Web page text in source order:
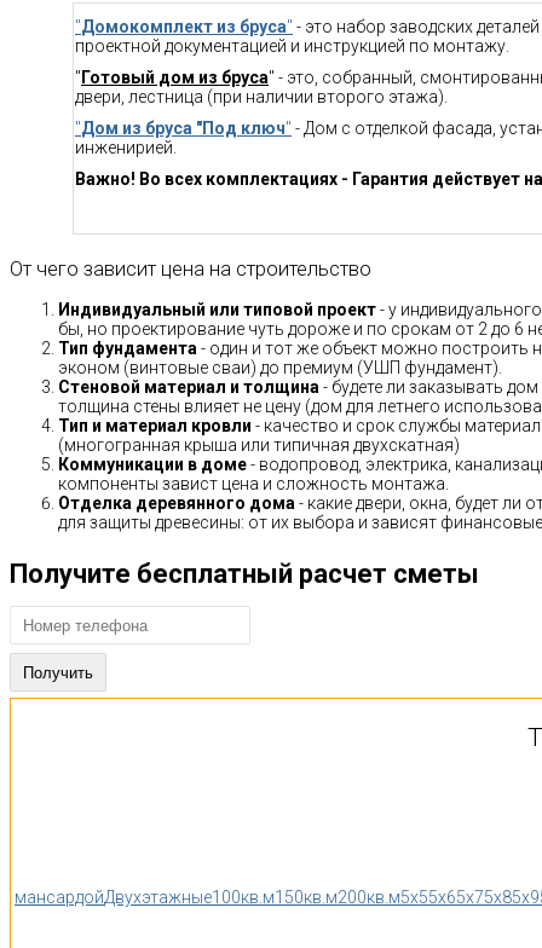
"Домокомплект из бруса" - это набор заводских
проектной документацией и инструкцией по монтажу.
" Готовый дом из бруса" - это, собранный,
двери, лестница (при наличии второго этажа).
"Дом из бруса "Под ключ" - Дом с отделкой фасада,
инженирией.
Важно! Во всех комплектациях - Гарантия действует
От чего зависит цена на строительство
Индивидуальный или типовой проект- у
бы, но проектирование чуть дороже и по срокам от 2 до 6
Тип фундамента - один и тот же объект можно построить
эконом (винтовые сваи) до премиум (УШП фундамент).
Стеновой материал и толщина - будете ли заказывать
толщина стены влияет не цену (дом для летнего
Тип и материал кровли - качество и срок службы
(многогранная крыша или типичная двухскатная)
Коммуникации в доме- водопровод, электрика,
компоненты завист цена и сложность монтажа.
Отделка деревянного дома - какие двери, окна, будет
для защиты древесины: от их выбора и зависят
Получите бесплатный расчет сметы
мансардойДвухэтажные100кв.м150кв.м200кв.м5x55x65x75x85x9